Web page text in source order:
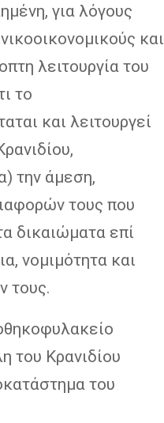
για λόγους
και
λειτουργία του
το
και λειτουργεί
την άμεση,
τους που
δικαιώματα επί
νομιμότητα και
τους.
του Κρανιδίου
του